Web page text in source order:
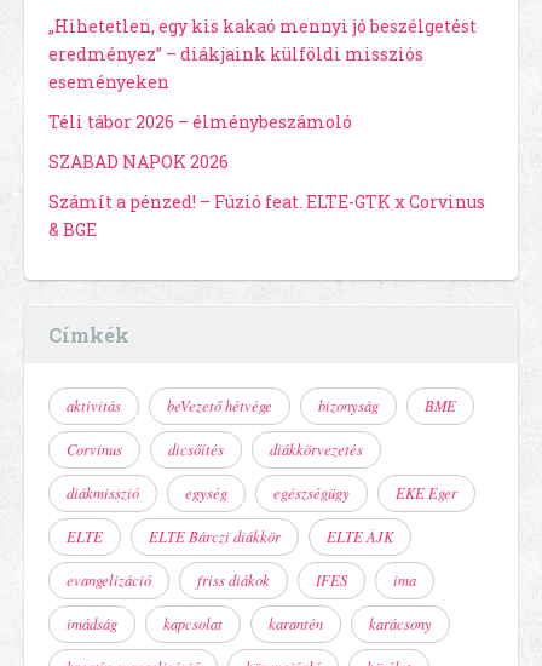
„Hihetetlen, egy kis kakaó mennyi jó beszélgetést
eredményez” – diákjaink külföldi missziós
eseményeken
Téli tábor 2026 – élménybeszámoló
SZABAD NAPOK 2026
Számít a pénzed! – Fúzió feat. ELTE-GTK x Corvinus
& BGE
Címkék
aktivitás beVezető hétvége bizonyság BME
Corvinus dicsőítés diákkörvezetés
diákmisszió egység egészségügy EKE Eger
ELTE ELTE Bárczi diákkör ELTE ÁJK
evangelizáció friss diákok IFES ima
imádság kapcsolat karantén karácsony